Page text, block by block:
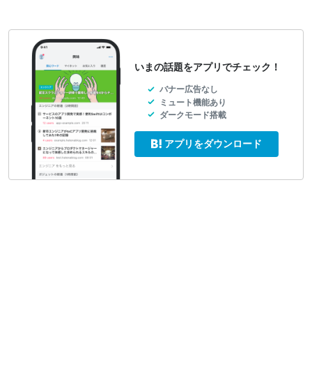
いまの話題をアプリでチェック！
バナー広告なし
ミュート機能あり
ダークモード搭載
アプリをダウンロード